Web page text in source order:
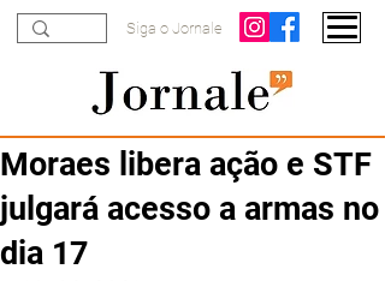
Siga o Jornale
Moraes libera ação e STF
julgará acesso a armas no
dia 17